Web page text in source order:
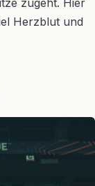
zugeht. Hier
Herzblut und